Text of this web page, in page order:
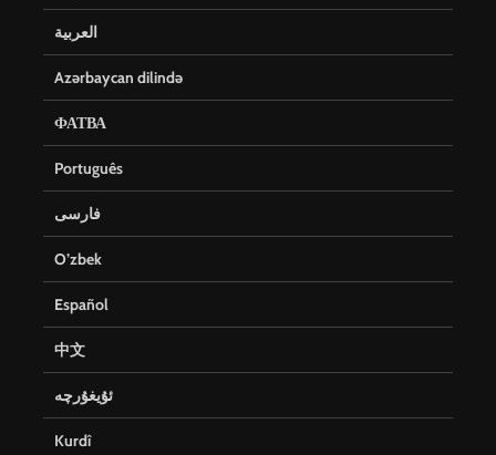
العربية
Azərbaycan dilində
ФАТВА
Português
فارسی
O’zbek
Español
中文
ئۇيغۇرچە
Kurdî